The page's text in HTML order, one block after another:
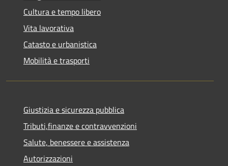
Cultura e tempo libero
Vita lavorativa
Catasto e urbanistica
Mobilità e trasporti
Giustizia e sicurezza pubblica
Tributi,finanze e contravvenzioni
Salute, benessere e assistenza
Autorizzazioni